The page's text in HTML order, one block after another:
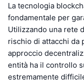
La tecnologia
fondamentale per
Utilizzando una rete
rischio di attacchi da
approccio
entità ha il controllo
estremamente